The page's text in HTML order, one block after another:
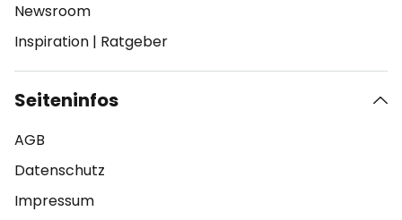
Newsroom
Inspiration | Ratgeber
Seiteninfos
AGB
Datenschutz
Impressum